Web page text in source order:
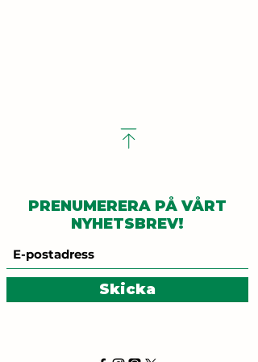
PRENUMERERA PÅ VÅRT
NYHETSBREV!
Skicka